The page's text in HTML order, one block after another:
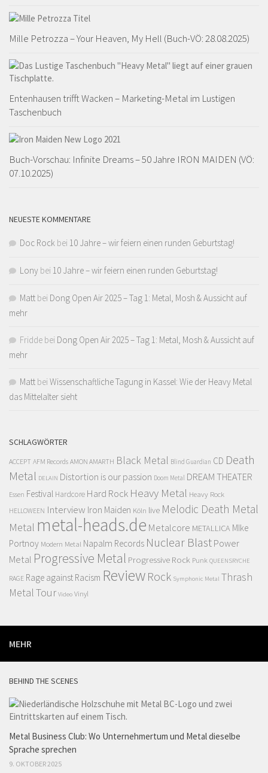
Mille Petrozza – Your Heaven, My Hell (Buch-VÖ: 28.08.2025)
Entenhausen trifft Wacken – Marketing-Metal im Lustigen
Taschenbuch
Buch-Vorschau: Infinite Dreams – 50 Jahre IRON MAIDEN (VÖ:
07.10.2025)
NEUESTE KOMMENTARE
Doc Rock bei 10 Jahre – wir feiern einen runden Geburtstag!
Lony bei 10 Jahre – wir feiern einen runden Geburtstag!
Matt bei Dong Open Air 2025 – Tag 1: Metal, Mosh & Aussicht auf
mehr
Fridde bei Dong Open Air 2025 – Tag 1: Metal, Mosh & Aussicht auf
mehr
Matt bei Wissenschaftliche Tagung in Kassel: Wie der Heavy Metal
das Mittelalter sieht
SCHLAGWÖRTER
ACCEPT AFM Records AMON AMARTH Black Metal Blind Guardian CD Death
Metal DELAIN Distortion is our passion Doom Metal DREAM THEATER
Essen Festival Hardcore Hard Rock Heavy Metal Heavy Rock
HELLOWEEN Interview Iron Maiden Köln live Melodic Death Metal
Metal metal-heads.de Metalcore METALLICA MIke
Portnoy Modern Metal Napalm Records Nuclear Blast Power
Metal Progressive Metal Progressive Rock Punk QUEENSRYCHE
RAGE Rage against Racism Review Rock Symphonic Metal Thrash
MetalTour Video Vinyl
MEHR
BEHIND THE SCENES
Metal Business Club: Wo Unternehmertum und Metal dieselbe
Sprache sprechen
9. OKTOBER 2025